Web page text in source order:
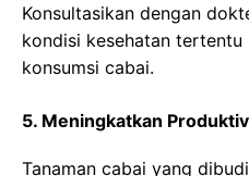
Konsultasikan dengan
kondisi kesehatan
konsumsi cabai.
5. Meningkatkan
Tanaman cabai yang